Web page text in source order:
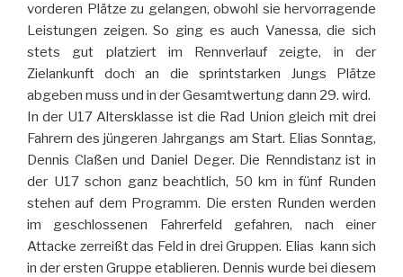
vorderen Plätze zu gelangen, obwohl sie hervorragende
Leistungen zeigen. So ging es auch Vanessa, die sich
stets gut platziert im Rennverlauf zeigte, in der
Zielankunft doch an die sprintstarken Jungs Plätze
abgeben muss und in der Gesamtwertung dann 29. wird.
In der U17 Altersklasse ist die Rad Union gleich mit drei
Fahrern des jüngeren Jahrgangs am Start. Elias Sonntag,
Dennis Claßen und Daniel Deger. Die Renndistanz ist in
der U17 schon ganz beachtlich, 50 km in fünf Runden
stehen auf dem Programm. Die ersten Runden werden
im geschlossenen Fahrerfeld gefahren, nach einer
Attacke zerreißt das Feld in drei Gruppen. Elias kann sich
in der ersten Gruppe etablieren. Dennis wurde bei diesem